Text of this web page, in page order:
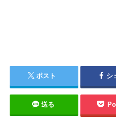
ポスト シ
送る